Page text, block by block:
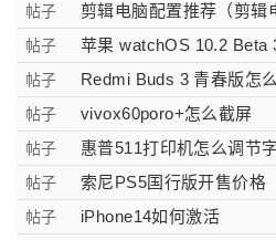
帖子 剪辑电脑配置推荐（剪辑
帖子 苹果 watchOS 10.2 Beta
帖子 Redmi Buds 3 青春版怎
帖子 vivox60poro+怎么截屏
帖子 惠普511打印机怎么调节
帖子 索尼PS5国行版开售价格
帖子 iPhone14如何激活